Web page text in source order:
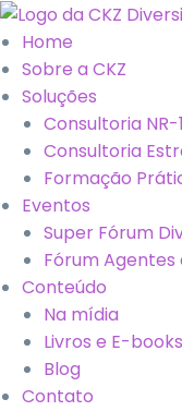
Home
Sobre a CKZ
Soluções
Consultoria NR-1
Consultoria
Formação
Eventos
Super Fórum
Fórum
Conteúdo
Na mídia
Livros e E-books
Blog
Contato